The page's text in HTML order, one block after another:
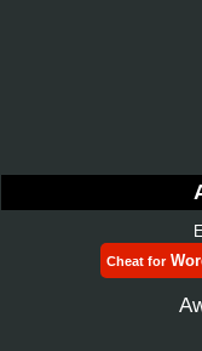
Cheat for